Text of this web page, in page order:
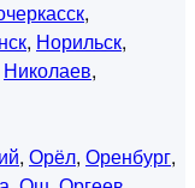
,
, Норильск,
Николаев,
, Орёл, Оренбург,